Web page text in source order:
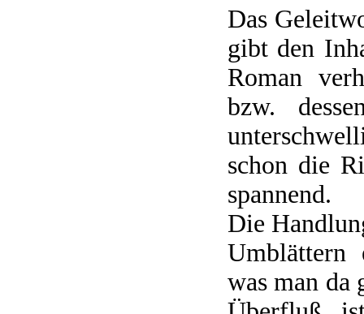
Das
gibt den
Roman
bzw.
schon die
spannend.
Die
Umblättern
was man da